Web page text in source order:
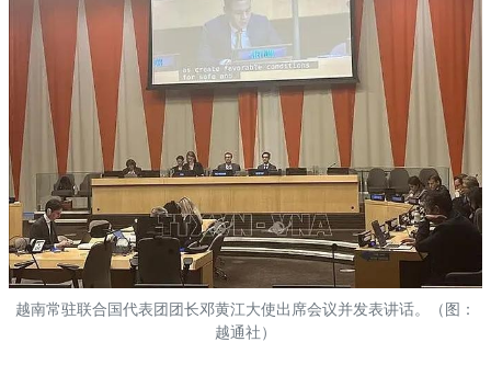
越南常驻联合国代表团团长邓黄江大使出席会议并发表讲话。（图：
越通社）